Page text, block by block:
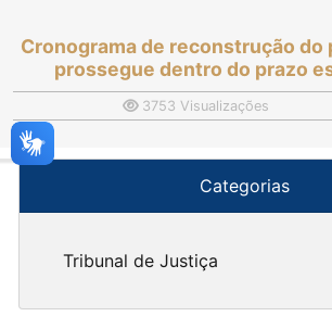
Cronograma de reconstrução do
prossegue dentro do prazo
3753 Visualizações
Categorias
Tribunal de Justiça